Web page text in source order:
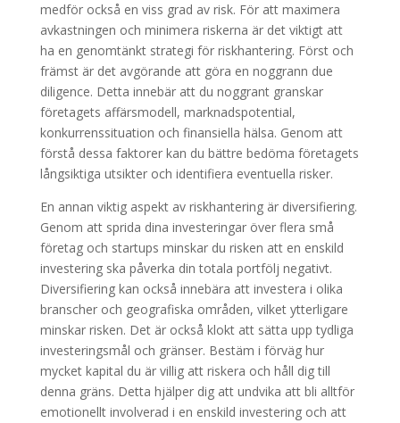
medför också en viss grad av risk. För att maximera
avkastningen och minimera riskerna är det viktigt att
ha en genomtänkt strategi för riskhantering. Först och
främst är det avgörande att göra en noggrann due
diligence. Detta innebär att du noggrant granskar
företagets affärsmodell, marknadspotential,
konkurrenssituation och finansiella hälsa. Genom att
förstå dessa faktorer kan du bättre bedöma företagets
långsiktiga utsikter och identifiera eventuella risker.
En annan viktig aspekt av riskhantering är diversifiering.
Genom att sprida dina investeringar över flera små
företag och startups minskar du risken att en enskild
investering ska påverka din totala portfölj negativt.
Diversifiering kan också innebära att investera i olika
branscher och geografiska områden, vilket ytterligare
minskar risken. Det är också klokt att sätta upp tydliga
investeringsmål och gränser. Bestäm i förväg hur
mycket kapital du är villig att riskera och håll dig till
denna gräns. Detta hjälper dig att undvika att bli alltför
emotionellt involverad i en enskild investering och att